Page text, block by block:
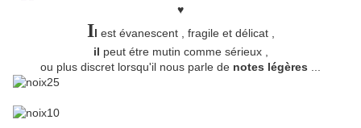
♥
Il est évanescent , fragile et délicat ,
il peut étre mutin comme sérieux ,
ou plus discret lorsqu'il nous parle de notes légères